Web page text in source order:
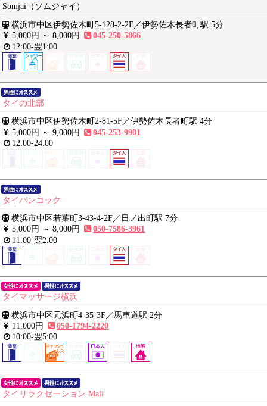
Somjai（ソムジャイ）
横浜市中区伊勢佐木町5-128-2-2F／伊勢佐木長者町駅 5分
5,000円 ～8,000円
045-250-5866
12:00-翌1:00
タイの北部
横浜市中区伊勢佐木町2-81-5F／伊勢佐木長者町駅 4分
5,000円 ～9,000円
045-253-9901
12:00-24:00
タイバンコック
横浜市中区若葉町3-43-4-2F／ 日ノ出町駅 7分
5,000円 ～8,000円
050-7586-3961
11:00-翌2:00
タイマッサージ横浜
横浜市中区元浜町4-35-3F／馬車道駅 2分
11,000円
050-1794-2220
10:00-翌5:00
タイリラクゼーション Mali